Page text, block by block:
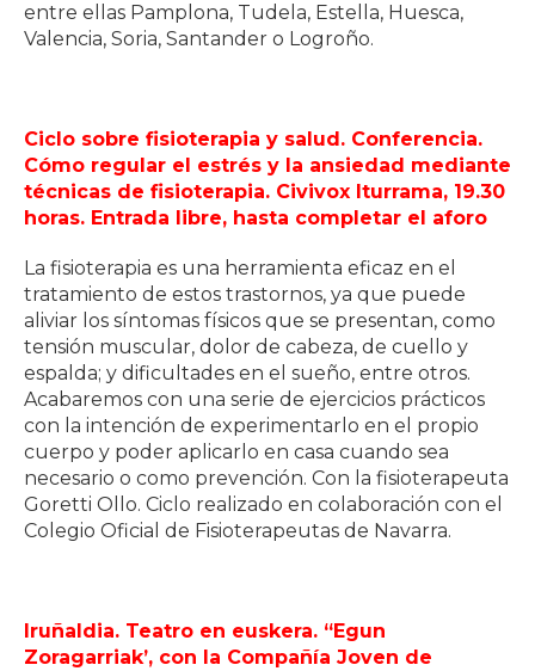
entre ellas Pamplona, Tudela, Estella, Huesca,
Valencia, Soria, Santander o Logroño.
Ciclo sobre fisioterapia y salud. Conferencia.
Cómo regular el estrés y la ansiedad mediante
técnicas de fisioterapia. Civivox Iturrama, 19.30
horas. Entrada libre, hasta completar el aforo
La fisioterapia es una herramienta eficaz en el
tratamiento de estos trastornos, ya que puede
aliviar los síntomas físicos que se presentan, como
tensión muscular, dolor de cabeza, de cuello y
espalda; y dificultades en el sueño, entre otros.
Acabaremos con una serie de ejercicios prácticos
con la intención de experimentarlo en el propio
cuerpo y poder aplicarlo en casa cuando sea
necesario o como prevención. Con la fisioterapeuta
Goretti Ollo. Ciclo realizado en colaboración con el
Colegio Oficial de Fisioterapeutas de Navarra.
Iruñaldia. Teatro en euskera. “Egun
Zoragarriak’, con la Compañía Joven de